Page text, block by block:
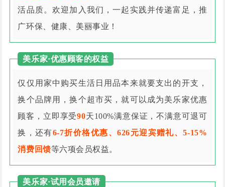
活品质。欢迎加入我们，一起实践并传递富足，推
广环保、健康、美丽事业！
美乐家·优惠顾客的权益
仅仅用家中购买生活日用品本来就要支出的开支，
换个品牌用，换个超市买，就可以成为美乐家优惠
顾客，立即享受90天100%满意保证，不满意可退可
换，还有6-7折价格优惠、626元迎宾赠礼、5-15%
消费回馈等六项会员权益。
美乐家·试用会员邀请